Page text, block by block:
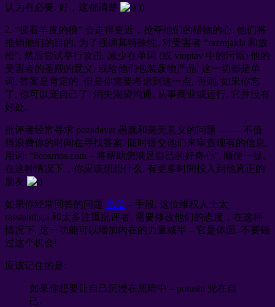
认为有必要. 好，这都清楚
))
2. “披着羊皮的狼” 会走得更近，抢夺他们的猎物的心. 他们将
推销他们的目的, 为了强调其特殊性, 对受害者 “razmjakla 和放
松”, 然后尝试举行攻击, 减少在单词 (或 vtoptav 中的污垢) 他的
受害者的圣殿的意义, 或给他们包装废物产品. 这一切都是单
词, 答案是肯定的, 但是你需要考虑到这一点, 否则, 如果你忘
了, 你可以宠自己了: 消失渴望沟通, 从事商业或运行. 它并没有
好处.
批评者经常寻求 pozadavat 愚蠢和毫无意义的问题 — — 不值
得浪费你的时间在寻找答案. 随时提交他们来审查现有的信息,
用词: “8cosmos.com – 将帮助您满足自己的好奇心”. 顺便一提,
在这种情况下，你应该想想什么, 有更多时间投入到他真正的
朋友
如果你经常回答的问题 光伏 – 手段, 这位维权人士太
rasslabilisja 和太多注重批评者. 需要修改他们的态度，在这种
情况下. 这一功能可以增加内在的力量减半 – 它是体面. 不要错
过这个机会!
应该记住的是:
如果你想要让自己沉浸在黑暗中 – potushi 光在自
己.